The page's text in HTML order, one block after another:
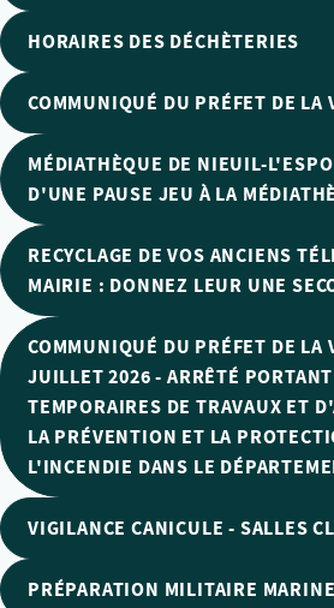
HORAIRES DES DÉCHÈTERIES
COMMUNIQUÉ DU PRÉFET DE LA
MÉDIATHÈQUE DE NIEUIL-
D'UNE PAUSE JEU À LA
RECYCLAGE DE VOS ANCIENS
MAIRIE : DONNEZ LEUR UNE
COMMUNIQUÉ DU PRÉFET DE LA
JUILLET 2026 - ARRÊTÉ
TEMPORAIRES DE TRAVAUX ET
LA PRÉVENTION ET LA
L'INCENDIE DANS LE
VIGILANCE CANICULE - SALLES
PRÉPARATION MILITAIRE